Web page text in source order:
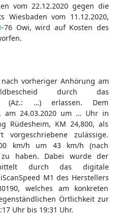
vom 22.12.2020 gegen die
Wiesbaden vom 11.12.2020,
-76 Owi, wird auf Kosten des
vorheriger Anhörung am
durch das
(Az.: …) erlassen. Dem
am 24.03.2020 um … Uhr in
Rüdesheim, KM 24,800, als
zulässige.
km/h um 43 km/h (nach
zu haben. Dabei wurde der
durch das digitale
M1 des Herstellers
welches am konkreten
Örtlichkeit zur
Uhr bis 19:31 Uhr.